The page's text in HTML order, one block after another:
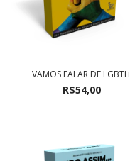
VAMOS FALAR DE LGBTI+
R$54,00